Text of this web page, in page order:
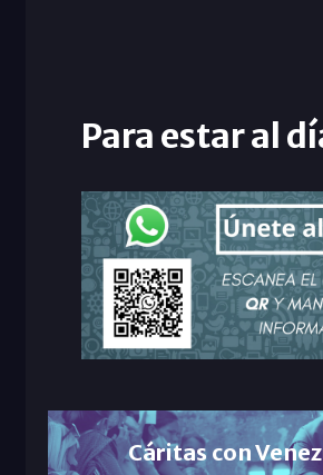
Para estar al
Cáritas con